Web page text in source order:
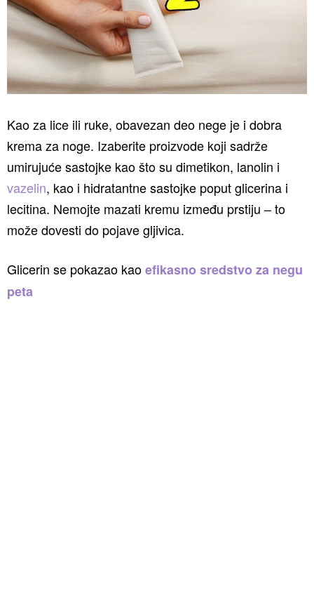
Kao za lice ili ruke, obavezan deo nege je i dobra
krema za noge. Izaberite proizvode koji sadrže
umirujuće sastojke kao što su dimetikon, lanolin i
vazelin, kao i hidratantne sastojke poput glicerina i
lecitina. Nemojte mazati kremu između prstiju – to
može dovesti do pojave gljivica.
Glicerin se pokazao kaoefikasno sredstvo za negu
peta